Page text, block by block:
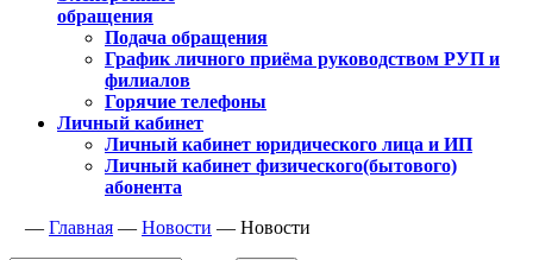
обращения
Подача обращения
График личного приёма руководством РУП и
филиалов
Горячие телефоны
Личный кабинет
Личный кабинет юридического лица и ИП
Личный кабинет физического(бытового)
абонента
— Главная — Новости — Новости